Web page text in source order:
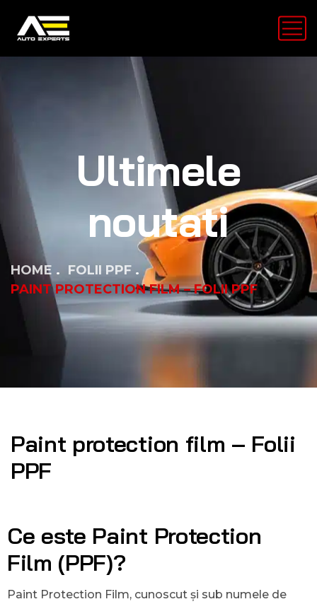
Ultimele
noutati
HOME
FOLII PPF
PAINT PROTECTION FILM – FOLII PPF
Paint protection film – Folii
PPF
Ce este Paint Protection
Film (PPF)?
Paint Protection Film, cunoscut și sub numele de